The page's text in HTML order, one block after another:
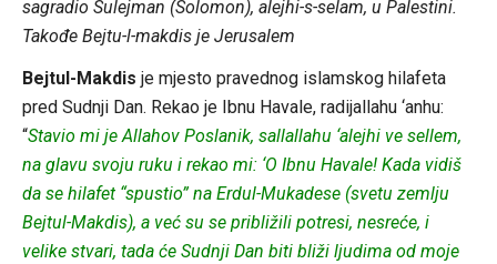
sagradio Sulejman (Solomon), alejhi-s-selam, u Palestini.
Takođe Bejtu-l-makdis je Jerusalem
Bejtul-Makdis je mjesto pravednog islamskog hilafeta
pred Sudnji Dan. Rekao je Ibnu Havale, radijallahu ‘anhu:
“Stavio mi je Allahov Poslanik, sallallahu ‘alejhi ve sellem,
na glavu svoju ruku i rekao mi: ‘O Ibnu Havale! Kada vidiš
da se hilafet “spustio” na Erdul-Mukadese (svetu zemlju
Bejtul-Makdis), a već su se približili potresi, nesreće, i
velike stvari, tada će Sudnji Dan biti bliži ljudima od moje